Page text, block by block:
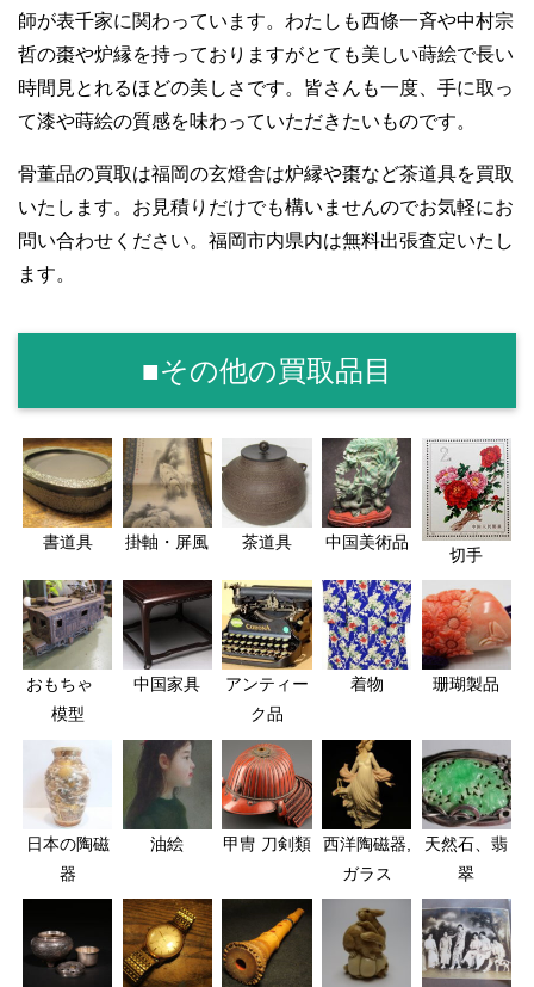
師が表千家に関わっています。わたしも西條一斉や中村宗
哲の棗や炉縁を持っておりますがとても美しい蒔絵で長い
時間見とれるほどの美しさです。皆さんも一度、手に取っ
て漆や蒔絵の質感を味わっていただきたいものです。
骨董品の買取は福岡の玄燈舎は炉縁や棗など茶道具を買取
いたします。お見積りだけでも構いませんのでお気軽にお
問い合わせください。福岡市内県内は無料出張査定いたし
ます。
■その他の買取品目
書道具 掛軸・屏風 茶道具 中国美術品
切手
おもちゃ
模型
中国家具
アンティー
ク品
着物 珊瑚製品
日本の陶磁
器
油絵 甲冑 刀剣類
西洋陶磁器,
ガラス
天然石、翡
翠